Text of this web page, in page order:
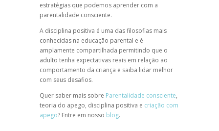
estratégias que podemos aprender com a
parentalidade consciente.
A disciplina positiva é uma das filosofias mais
conhecidas na educação parental e é
amplamente compartilhada permitindo que o
adulto tenha expectativas reais em relação ao
comportamento da criança e saiba lidar melhor
com seus desafios.
Quer saber mais sobre Parentalidade consciente,
teoria do apego, disciplina positiva e criação com
apego? Entre em nosso blog.